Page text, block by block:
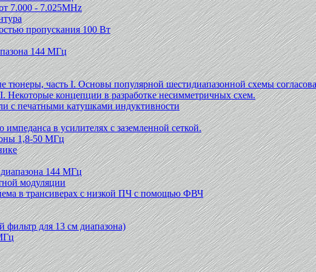
7.000 - 7.025MHz
пропускания 100 Вт
144 МГц
тюнеры, часть I. Основы популярной шестидиапазонной схемы
концепции в разработке несимметричных схем.
с печатными катушками индуктивности
в усилителях с заземленной сеткой.
1,8-50 МГц
144 МГц
модуляции
в трансиверах с низкой ПЧ с помощью ФВЧ
фильтр для 13 см диапазона)